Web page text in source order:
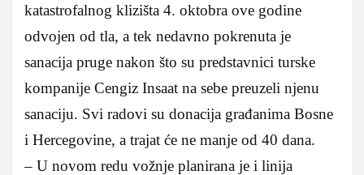
katastrofalnog klizišta 4. oktobra ove godine
odvojen od tla, a tek nedavno pokrenuta je
sanacija pruge nakon što su predstavnici turske
kompanije Cengiz Insaat na sebe preuzeli njenu
sanaciju. Svi radovi su donacija građanima Bosne
i Hercegovine, a trajat će ne manje od 40 dana.
– U novom redu vožnje planirana je i linija